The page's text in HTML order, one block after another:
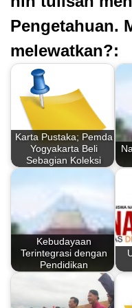
Pengetahuan.
melewatkan?:
Karta Pustaka; Pemda
Yogyakarta Beli
Sebagian Koleksi
Kebudayaan
Terintegrasi dengan
Pendidikan